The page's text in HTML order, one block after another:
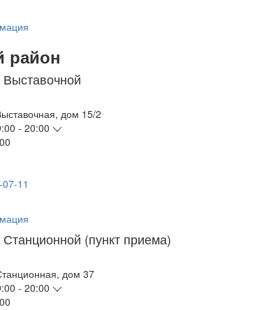
район
дом 15/2
- 20:00
11
(пункт приема)
дом 37
- 20:00